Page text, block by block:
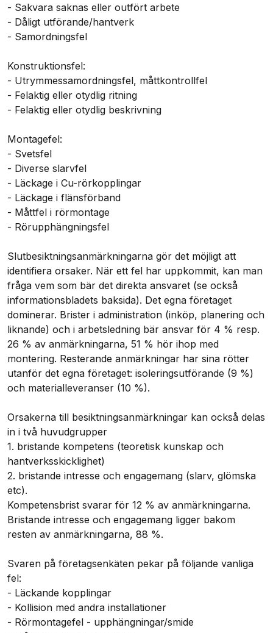
- Sakvara saknas eller outfört arbete
- Dåligt utförande/hantverk
- Samordningsfel
Konstruktionsfel:
- Utrymmessamordningsfel, måttkontrollfel
- Felaktig eller otydlig ritning
- Felaktig eller otydlig beskrivning
Montagefel:
- Svetsfel
- Diverse slarvfel
- Läckage i Cu-rörkopplingar
- Läckage i flänsförband
- Måttfel i rörmontage
- Rörupphängningsfel
Slutbesiktningsanmärkningarna gör det möjligt att
identifiera orsaker. När ett fel har uppkommit, kan man
fråga vem som bär det direkta ansvaret (se också
informationsbladets baksida). Det egna företaget
dominerar. Brister i administration (inköp, planering och
liknande) och i arbetsledning bär ansvar för 4 % resp.
26 % av anmärkningarna, 51 % hör ihop med
montering. Resterande anmärkningar har sina rötter
utanför det egna företaget: isoleringsutförande (9 %)
och materialleveranser (10 %).
Orsakerna till besiktningsanmärkningar kan också delas
in i två huvudgrupper
1. bristande kompetens (teoretisk kunskap och
hantverksskicklighet)
2. bristande intresse och engagemang (slarv, glömska
etc).
Kompetensbrist svarar för 12 % av anmärkningarna.
Bristande intresse och engagemang ligger bakom
resten av anmärkningarna, 88 %.
Svaren på företagsenkäten pekar på följande vanliga
fel:
- Läckande kopplingar
- Kollision med andra installationer
- Rörmontagefel - upphängningar/smide